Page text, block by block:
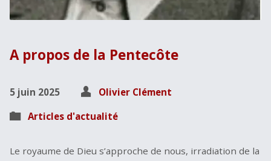
A propos de la Pentecôte
5 juin 2025
Olivier Clément
Articles d'actualité
Le royaume de Dieu s’approche de nous, irradiation de la